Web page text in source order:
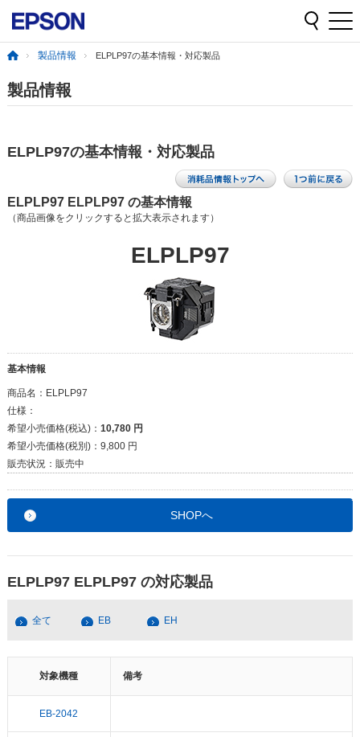
製品情報 ELPLP97の基本情報・対応製品
製品情報
ELPLP97の基本情報・対応製品
ELPLP97 ELPLP97 の基本情報
（商品画像をクリックすると拡大表示されます）
ELPLP97
基本情報
商品名： ELPLP97
仕様：
希望小売価格(税込)： 10,780 円
希望小売価格(税別)： 9,800 円
販売状況： 販売中
SHOPへ
ELPLP97 ELPLP97 の対応製品
全て EB EH
対象機種 備考
EB-2042